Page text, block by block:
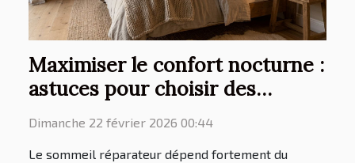
Maximiser le confort nocturne :
astuces pour choisir des
accessoires de literie essentiels
Dimanche 22 février 2026 00:44
Le sommeil réparateur dépend fortement du